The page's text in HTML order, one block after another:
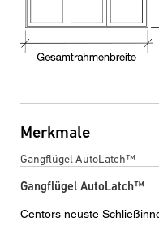
Merkmale
Gangflügel AutoLatch™
Gangflügel AutoLatch™
Centors neuste